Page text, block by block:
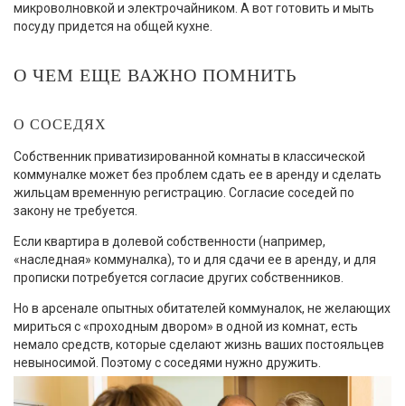
микроволновкой и электрочайником. А вот готовить и мыть
посуду придется на общей кухне.
О ЧЕМ ЕЩЕ ВАЖНО ПОМНИТЬ
О СОСЕДЯХ
Собственник приватизированной комнаты в классической
коммуналке может без проблем сдать ее в аренду и сделать
жильцам временную регистрацию. Согласие соседей по
закону не требуется.
Если квартира в долевой собственности (например,
«наследная» коммуналка), то и для сдачи ее в аренду, и для
прописки потребуется согласие других собственников.
Но в арсенале опытных обитателей коммуналок, не желающих
мириться с «проходным двором» в одной из комнат, есть
немало средств, которые сделают жизнь ваших постояльцев
невыносимой. Поэтому с соседями нужно дружить.